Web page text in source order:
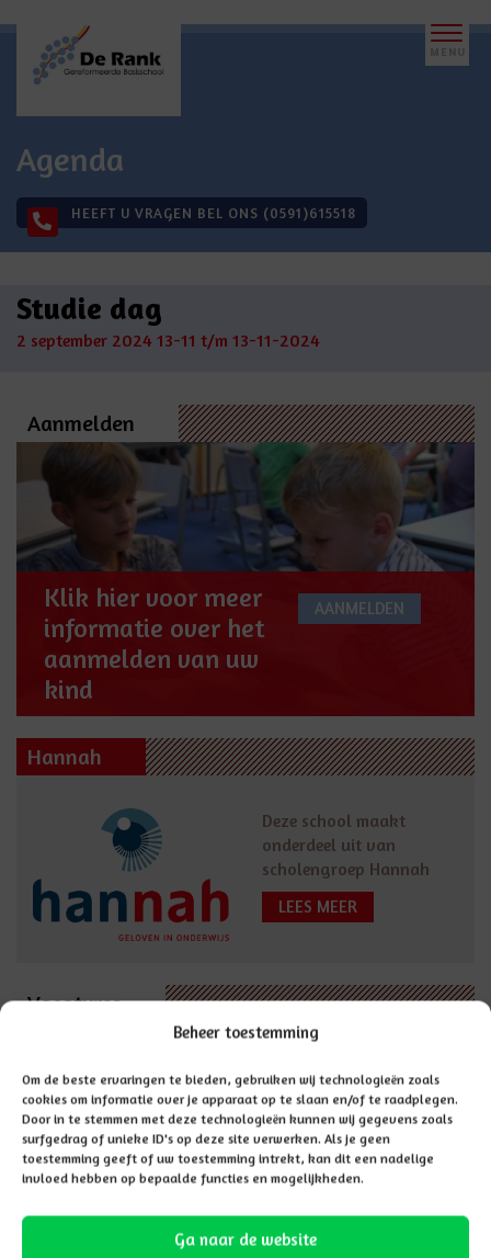
Beheer toestemming
Om de beste ervaringen te bieden, gebruiken wij technologieën zoals
cookies om informatie over je apparaat op te slaan en/of te raadplegen.
Door in te stemmen met deze technologieën kunnen wij gegevens zoals
surfgedrag of unieke ID's op deze site verwerken. Als je geen
toestemming geeft of uw toestemming intrekt, kan dit een nadelige
invloed hebben op bepaalde functies en mogelijkheden.
Ga naar de website
Agenda
HEEFT U VRAGEN BEL ONS (0591)615518
Studie dag
2 september 2024 13-11 t/m 13-11-2024
Aanmelden
Klik hier voor meer
informatie over het
aanmelden van uw
kind
AANMELDEN
Hannah
Deze school maakt
onderdeel uit van
scholengroep Hannah
LEES MEER
Vacatures